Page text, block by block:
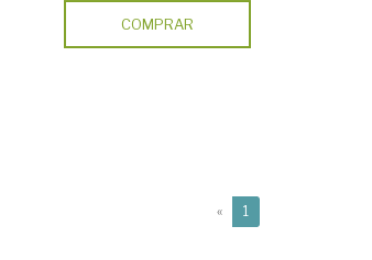
COMPRAR
« 1